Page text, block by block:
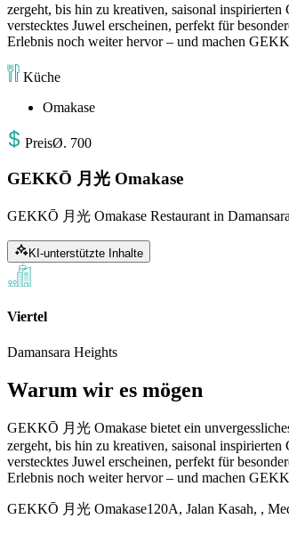
zergeht, bis hin zu kreativen, saisonal
verstecktes Juwel erscheinen, perfekt für
Erlebnis noch weiter hervor – und machen
Küche
Omakase
PreisØ. 700
GEKKŌ 月光 Omakase
GEKKŌ 月光 Omakase Restaurant in
KI-unterstützte Inhalte
Viertel
Damansara Heights
Warum wir es mögen
GEKKŌ 月光 Omakase bietet ein
zergeht, bis hin zu kreativen, saisonal
verstecktes Juwel erscheinen, perfekt für
Erlebnis noch weiter hervor – und machen
GEKKŌ 月光 Omakase120A, Jalan Kasah, ,